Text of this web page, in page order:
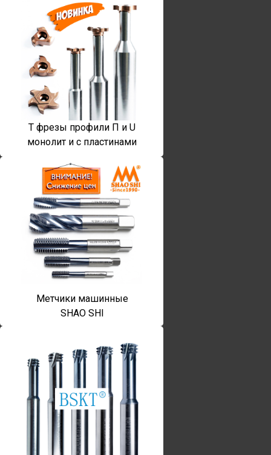
T фрезы профили П и U
монолит и с пластинами
Метчики машинные
SHAO SHI